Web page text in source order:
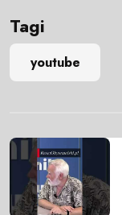
Tagi
youtube